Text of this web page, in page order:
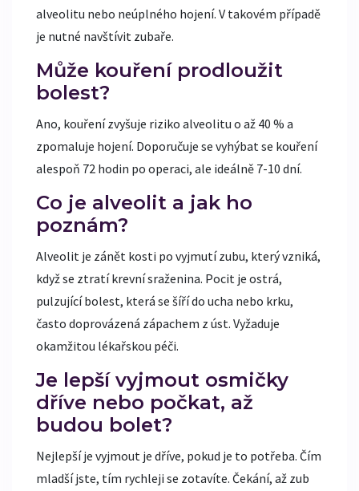
alveolitu nebo neúplného hojení. V takovém případě
je nutné navštívit zubaře.
Může kouření prodloužit
bolest?
Ano, kouření zvyšuje riziko alveolitu o až 40 % a
zpomaluje hojení. Doporučuje se vyhýbat se kouření
alespoň 72 hodin po operaci, ale ideálně 7-10 dní.
Co je alveolit a jak ho
poznám?
Alveolit je zánět kosti po vyjmutí zubu, který vzniká,
když se ztratí krevní sraženina. Pocit je ostrá,
pulzující bolest, která se šíří do ucha nebo krku,
často doprovázená zápachem z úst. Vyžaduje
okamžitou lékařskou péči.
Je lepší vyjmout osmičky
dříve nebo počkat, až
budou bolet?
Nejlepší je vyjmout je dříve, pokud je to potřeba. Čím
mladší jste, tím rychleji se zotavíte. Čekání, až zub